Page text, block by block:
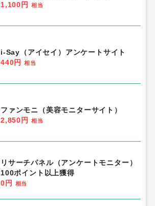
1,100円
相当
i-Say（アイセイ）アンケートサイト
440円
相当
ファンモニ（美容モニターサイト）
2,850円
相当
リサーチパネル（アンケートモニター）
100ポイント以上獲得
0円
相当